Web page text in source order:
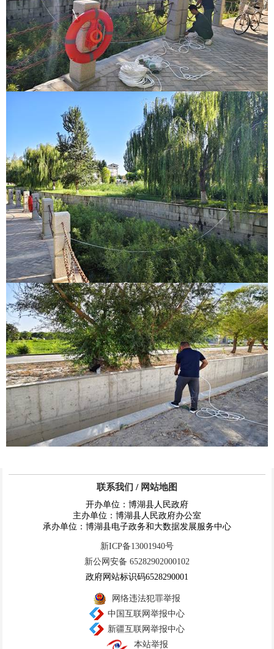
联系我们 / 网站地图
开办单位：博湖县人民政府
主办单位：博湖县人民政府办公室
承办单位：博湖县电子政务和大数据发展服务中心
新ICP备13001940号
新公网安备 65282902000102
政府网站标识码6528290001
网络违法犯罪举报
中国互联网举报中心
新疆互联网举报中心
本站举报